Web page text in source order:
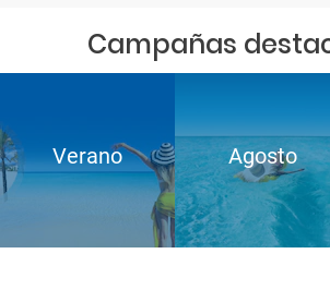
Campañas
Verano Agosto